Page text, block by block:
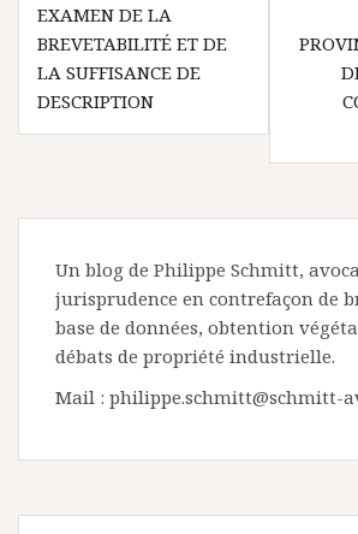
EXAMEN DE LA
BREVETABILITÉ ET DE
LA SUFFISANCE DE
DESCRIPTION
Un blog de Philippe Schmitt,
jurisprudence en contrefaçon de
base de données, obtention
débats de propriété industrielle.
Mail : philippe.schmitt@schmitt-